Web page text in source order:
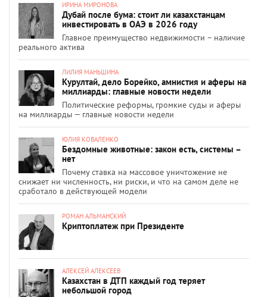
ИРИНА МИРОНОВА
Дубай после бума: стоит ли казахстанцам
инвестировать в ОАЭ в 2026 году
Главное преимущество недвижимости – наличие
реального актива
ЛИЛИЯ МАНЬШИНА
Курултай, дело Борейко, амнистия и аферы на
миллиарды: главные новости недели
Политические реформы, громкие суды и аферы
на миллиарды — главные новости недели
ЮЛИЯ КОВАЛЕНКО
Бездомные животные: закон есть, системы –
нет
Почему ставка на массовое уничтожение не
снижает ни численность, ни риски, и что на самом деле не
сработало в действующей модели
РОМАН АЛЬМАНСКИЙ
Криптоплатеж при Президенте
АЛЕКСЕЙ АЛЕКСЕЕВ
Казахстан в ДТП каждый год теряет
небольшой город